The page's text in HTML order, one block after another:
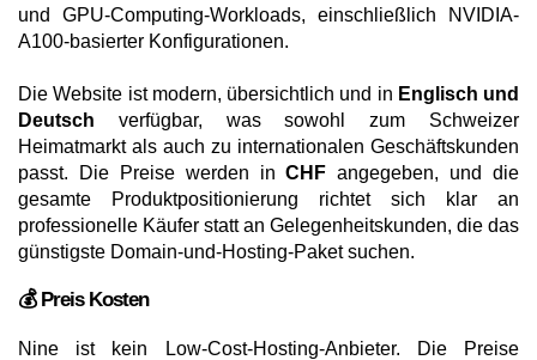
und GPU-Computing-Workloads, einschließlich NVIDIA-
A100-basierter Konfigurationen.
Die Website ist modern, übersichtlich und in Englisch und
Deutsch verfügbar, was sowohl zum Schweizer
Heimatmarkt als auch zu internationalen Geschäftskunden
passt. Die Preise werden inCHF angegeben, und die
gesamte Produktpositionierung richtet sich klar an
professionelle Käufer statt an Gelegenheitskunden, die das
günstigste Domain-und-Hosting-Paket suchen.
💰 Preis Kosten
Nine ist kein Low-Cost-Hosting-Anbieter. Die Preise